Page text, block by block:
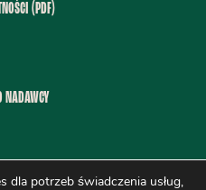
(PDF)
NADAWCY
dla potrzeb świadczenia usług,